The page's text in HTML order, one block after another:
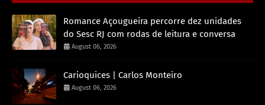
Romance Açougueira percorre dez unidades
do Sesc RJ com rodas de leitura e conversa
August 06, 2026
Carioquices | Carlos Monteiro
August 06, 2026